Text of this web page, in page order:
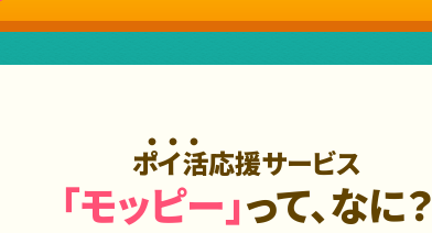
ポイ活応援サービス
「モッピー」って、なに？